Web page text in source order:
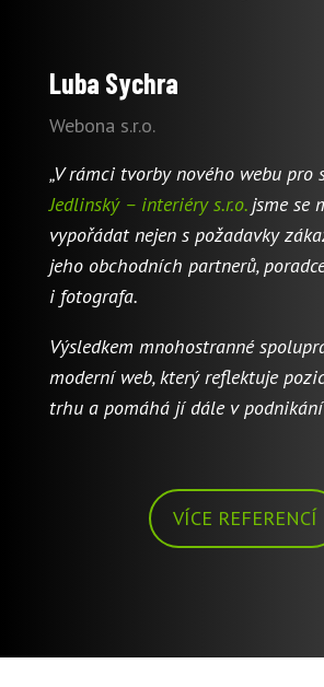
Luba Sychra
Webona s.r.o.
„V rámci tvorby nového webu pro
Jedlinský – interiéry s.r.o.jsme se
vypořádat nejen s požadavky
jeho obchodních partnerů,
i fotografa.
Výsledkem mnohostranné
moderní web, který reflektuje
trhu a pomáhá jí dále v
VÍCE REFERENCÍ